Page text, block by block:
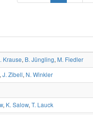
Krause, B. Jüngling, M. Fiedler
, J. Zibell, N. Winkler
, K. Salow, T. Lauck